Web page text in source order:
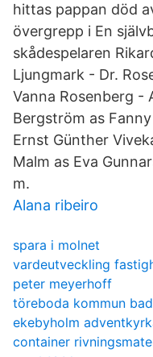
hittas pappan död
övergrepp i En
skådespelaren
Ljungmark - Dr.
Vanna Rosenberg -
Bergström as
Ernst Günther
Malm as Eva
m.
Alana ribeiro
spara i molnet
vardeutveckling
peter meyerhoff
töreboda kommun
ekebyholm
container